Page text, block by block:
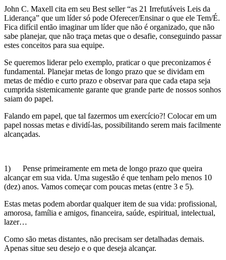
John C. Maxell cita em seu Best seller “as 21 Irrefutáveis Leis da
Liderança” que um líder só pode Oferecer/Ensinar o que ele Tem/É.
Fica difícil então imaginar um líder que não é organizado, que não
sabe planejar, que não traça metas que o desafie, conseguindo passar
estes conceitos para sua equipe.
Se queremos liderar pelo exemplo, praticar o que preconizamos é
fundamental. Planejar metas de longo prazo que se dividam em
metas de médio e curto prazo e observar para que cada etapa seja
cumprida sistemicamente garante que grande parte de nossos sonhos
saiam do papel.
Falando em papel, que tal fazermos um exercício?! Colocar em um
papel nossas metas e dividí-las, possibilitando serem mais facilmente
alcançadas.
1) Pense primeiramente em meta de longo prazo que queira
alcançar em sua vida. Uma sugestão é que tenham pelo menos 10
(dez) anos. Vamos começar com poucas metas (entre 3 e 5).
Estas metas podem abordar qualquer item de sua vida: profissional,
amorosa, família e amigos, financeira, saúde, espiritual, intelectual,
lazer…
Como são metas distantes, não precisam ser detalhadas demais.
Apenas situe seu desejo e o que deseja alcançar.